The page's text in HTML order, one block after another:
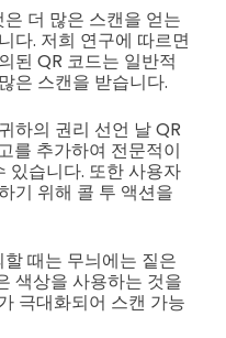
더 많은 스캔을 얻는
다. 저희 연구에 따르면
된 QR 코드는 일반적
은 스캔을 받습니다.
하의 권리 선언 날 QR
를 추가하여 전문적이
있습니다. 또한 사용자
기 위해 콜 투 액션을
때는 무늬에는 짙은
색상을 사용하는 것을
극대화되어 스캔 가능